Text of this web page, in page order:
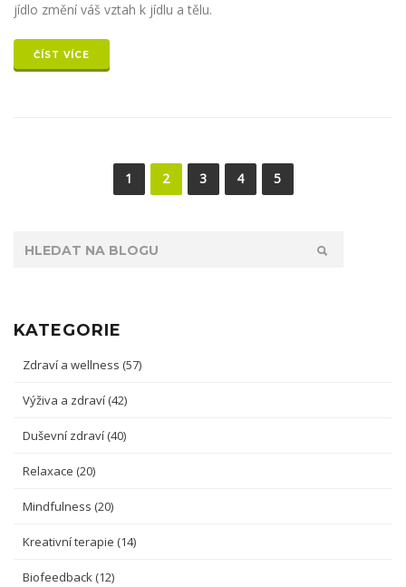
jídlo změní váš vztah k jídlu a tělu.
ČÍST VÍCE
1 2 3 4 5
KATEGORIE
Zdraví a wellness (57)
Výživa a zdraví (42)
Duševní zdraví (40)
Relaxace (20)
Mindfulness (20)
Kreativní terapie (14)
Biofeedback (12)